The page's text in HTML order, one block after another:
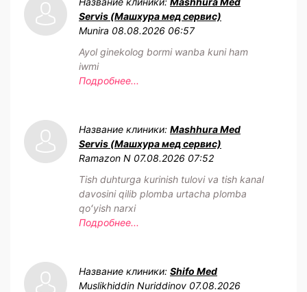
Servis (Машхура мед сервис)
Munira 08.08.2026 06:57
Ayol ginekolog bormi wanba kuni ham
iwmi
Подробнее...
Название клиники: Mashhura Med
Servis (Машхура мед сервис)
Ramazon N 07.08.2026 07:52
Tish duhturga kurinish tulovi va tish kanal
davosini qilib plomba urtacha plomba
qoʻyish narxi
Подробнее...
Название клиники: Shifo Med
Muslikhiddin Nuriddinov 07.08.2026